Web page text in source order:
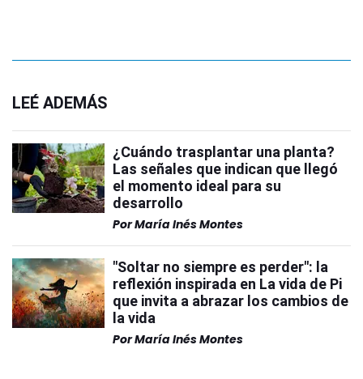
LEÉ ADEMÁS
¿Cuándo trasplantar una planta?
Las señales que indican que llegó
el momento ideal para su
desarrollo
PorMaría Inés Montes
"Soltar no siempre es perder": la
reflexión inspirada en La vida de Pi
que invita a abrazar los cambios de
la vida
PorMaría Inés Montes